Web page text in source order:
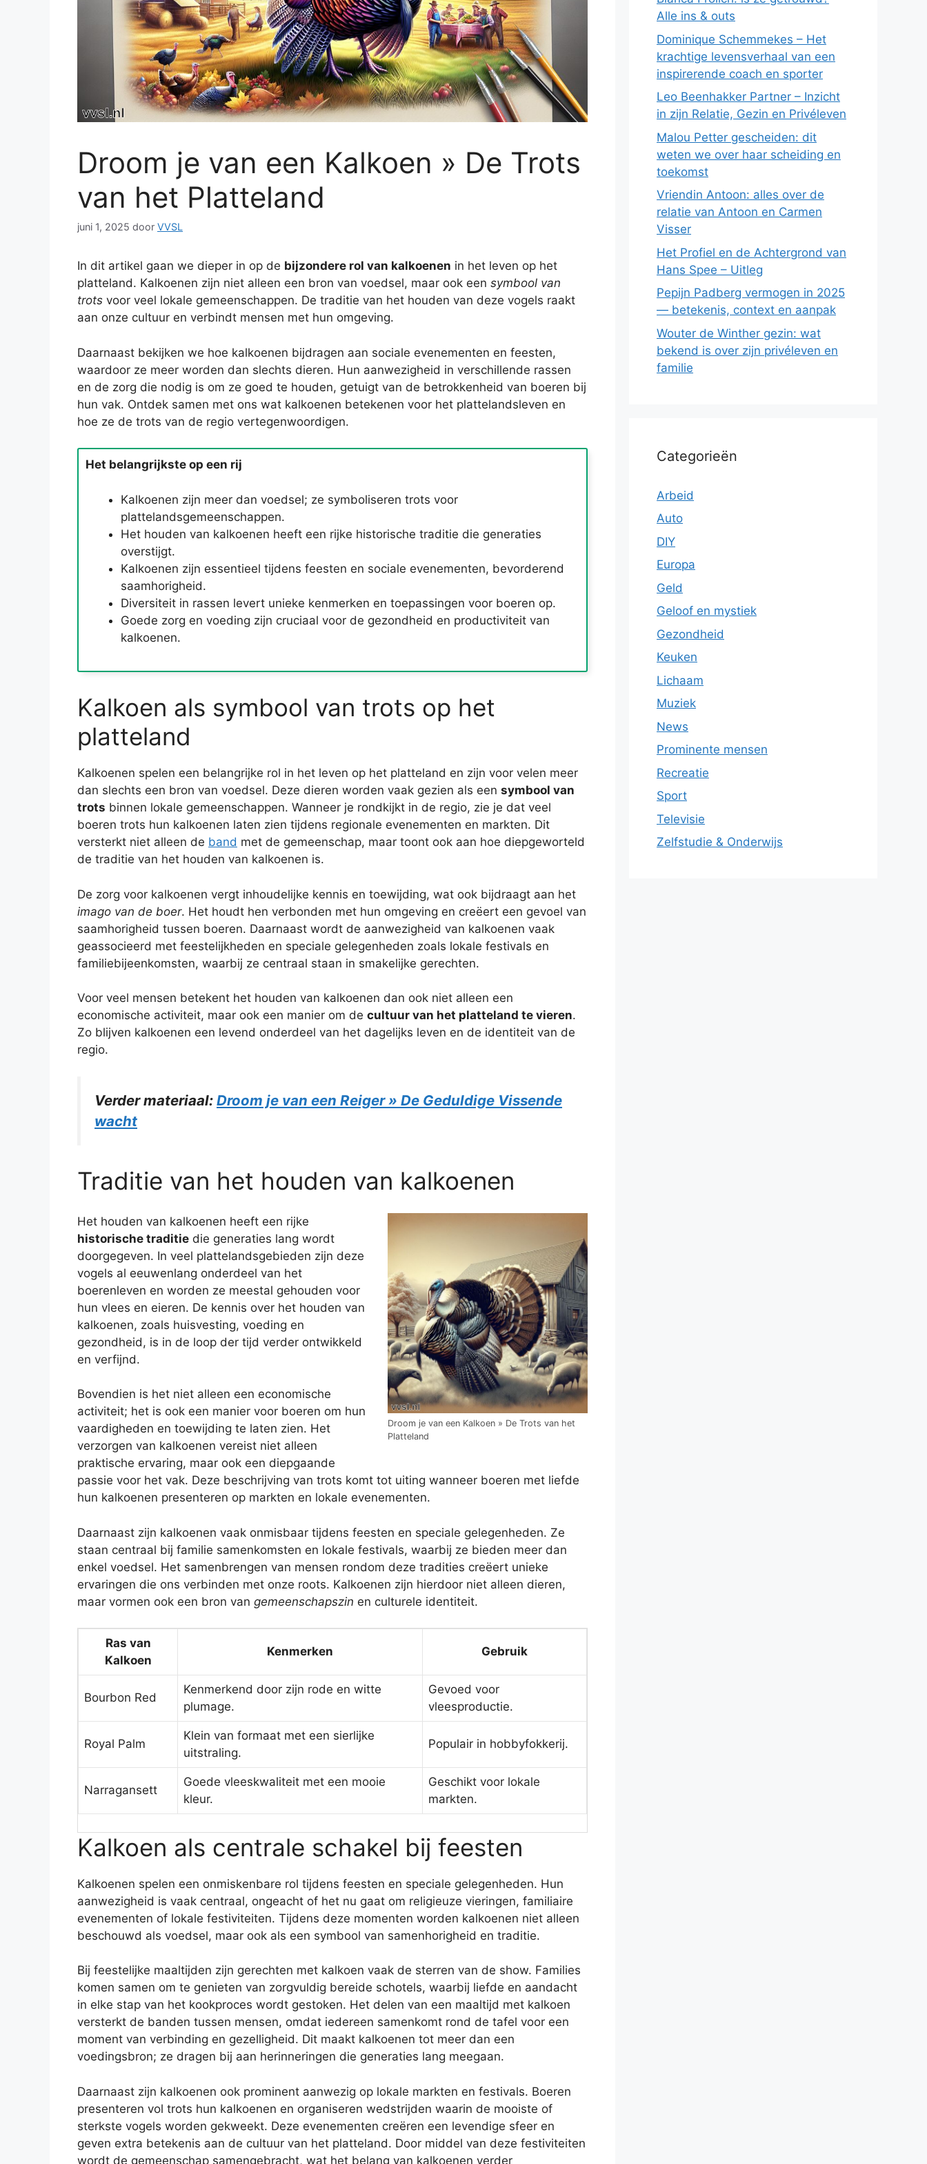
Droom je van een Kalkoen » De Trots
van het Platteland
juni 1, 2025 door VVSL
In dit artikel gaan we dieper in op de bijzondere rol van kalkoenen in het leven op het
platteland. Kalkoenen zijn niet alleen een bron van voedsel, maar ook een symbool van
trots voor veel lokale gemeenschappen. De traditie van het houden van deze vogels raakt
aan onze cultuur en verbindt mensen met hun omgeving.
Daarnaast bekijken we hoe kalkoenen bijdragen aan sociale evenementen en feesten,
waardoor ze meer worden dan slechts dieren. Hun aanwezigheid in verschillende rassen
en de zorg die nodig is om ze goed te houden, getuigt van de betrokkenheid van boeren bij
hun vak. Ontdek samen met ons wat kalkoenen betekenen voor het plattelandsleven en
hoe ze de trots van de regio vertegenwoordigen.
Het belangrijkste op een rij
Kalkoenen zijn meer dan voedsel; ze symboliseren trots voor
plattelandsgemeenschappen.
Het houden van kalkoenen heeft een rijke historische traditie die generaties
overstijgt.
Kalkoenen zijn essentieel tijdens feesten en sociale evenementen, bevorderend
saamhorigheid.
Diversiteit in rassen levert unieke kenmerken en toepassingen voor boeren op.
Goede zorg en voeding zijn cruciaal voor de gezondheid en productiviteit van
kalkoenen.
Kalkoen als symbool van trots op het
platteland
Kalkoenen spelen een belangrijke rol in het leven op het platteland en zijn voor velen meer
dan slechts een bron van voedsel. Deze dieren worden vaak gezien als een symbool van
trots binnen lokale gemeenschappen. Wanneer je rondkijkt in de regio, zie je dat veel
boeren trots hun kalkoenen laten zien tijdens regionale evenementen en markten. Dit
versterkt niet alleen de band met de gemeenschap, maar toont ook aan hoe diepgeworteld
de traditie van het houden van kalkoenen is.
De zorg voor kalkoenen vergt inhoudelijke kennis en toewijding, wat ook bijdraagt aan het
imago van de boer. Het houdt hen verbonden met hun omgeving en creëert een gevoel van
saamhorigheid tussen boeren. Daarnaast wordt de aanwezigheid van kalkoenen vaak
geassocieerd met feestelijkheden en speciale gelegenheden zoals lokale festivals en
familiebijeenkomsten, waarbij ze centraal staan in smakelijke gerechten.
Voor veel mensen betekent het houden van kalkoenen dan ook niet alleen een
economische activiteit, maar ook een manier om de cultuur van het platteland te vieren.
Zo blijven kalkoenen een levend onderdeel van het dagelijks leven en de identiteit van de
regio.
Verder materiaal: Droom je van een Reiger » De Geduldige Vissende
wacht
Traditie van het houden van kalkoenen
Droom je van een Kalkoen » De Trots van het
Platteland
Het houden van kalkoenen heeft een rijke
historische traditie die generaties lang wordt
doorgegeven. In veel plattelandsgebieden zijn deze
vogels al eeuwenlang onderdeel van het
boerenleven en worden ze meestal gehouden voor
hun vlees en eieren. De kennis over het houden van
kalkoenen, zoals huisvesting, voeding en
gezondheid, is in de loop der tijd verder ontwikkeld
en verfijnd.
Bovendien is het niet alleen een economische
activiteit; het is ook een manier voor boeren om hun
vaardigheden en toewijding te laten zien. Het
verzorgen van kalkoenen vereist niet alleen
praktische ervaring, maar ook een diepgaande
passie voor het vak. Deze beschrijving van trots komt tot uiting wanneer boeren met liefde
hun kalkoenen presenteren op markten en lokale evenementen.
Daarnaast zijn kalkoenen vaak onmisbaar tijdens feesten en speciale gelegenheden. Ze
staan centraal bij familie samenkomsten en lokale festivals, waarbij ze bieden meer dan
enkel voedsel. Het samenbrengen van mensen rondom deze tradities creëert unieke
ervaringen die ons verbinden met onze roots. Kalkoenen zijn hierdoor niet alleen dieren,
maar vormen ook een bron van gemeenschapszin en culturele identiteit.
Ras van
Kalkoen
Kenmerken Gebruik
Bourbon Red
Kenmerkend door zijn rode en witte
plumage.
Gevoed voor
vleesproductie.
Royal Palm
Klein van formaat met een sierlijke
uitstraling.
Populair in hobbyfokkerij.
Narragansett
Goede vleeskwaliteit met een mooie
kleur.
Geschikt voor lokale
markten.
Kalkoen als centrale schakel bij feesten
Kalkoenen spelen een onmiskenbare rol tijdens feesten en speciale gelegenheden. Hun
aanwezigheid is vaak centraal, ongeacht of het nu gaat om religieuze vieringen, familiaire
evenementen of lokale festiviteiten. Tijdens deze momenten worden kalkoenen niet alleen
beschouwd als voedsel, maar ook als een symbool van samenhorigheid en traditie.
Bij feestelijke maaltijden zijn gerechten met kalkoen vaak de sterren van de show. Families
komen samen om te genieten van zorgvuldig bereide schotels, waarbij liefde en aandacht
in elke stap van het kookproces wordt gestoken. Het delen van een maaltijd met kalkoen
versterkt de banden tussen mensen, omdat iedereen samenkomt rond de tafel voor een
moment van verbinding en gezelligheid. Dit maakt kalkoenen tot meer dan een
voedingsbron; ze dragen bij aan herinneringen die generaties lang meegaan.
Daarnaast zijn kalkoenen ook prominent aanwezig op lokale markten en festivals. Boeren
presenteren vol trots hun kalkoenen en organiseren wedstrijden waarin de mooiste of
sterkste vogels worden gekweekt. Deze evenementen creëren een levendige sfeer en
geven extra betekenis aan de cultuur van het platteland. Door middel van deze festiviteiten
wordt de gemeenschap samengebracht, wat het belang van kalkoenen verder
Alle ins & outs
Dominique Schemmekes – Het
krachtige levensverhaal van een
inspirerende coach en sporter
Leo Beenhakker Partner – Inzicht
in zijn Relatie, Gezin en Privéleven
Malou Petter gescheiden: dit
weten we over haar scheiding en
toekomst
Vriendin Antoon: alles over de
relatie van Antoon en Carmen
Visser
Het Profiel en de Achtergrond van
Hans Spee – Uitleg
Pepijn Padberg vermogen in 2025
— betekenis, context en aanpak
Wouter de Winther gezin: wat
bekend is over zijn privéleven en
familie
Categorieën
Arbeid
Auto
DIY
Europa
Geld
Geloof en mystiek
Gezondheid
Keuken
Lichaam
Muziek
News
Prominente mensen
Recreatie
Sport
Televisie
Zelfstudie & Onderwijs